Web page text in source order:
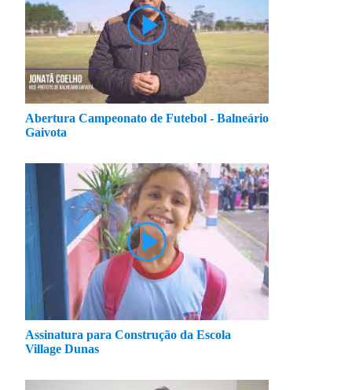
Abertura Campeonato de Futebol - Balneário
Gaivota
Assinatura para Construção da Escola
Village Dunas